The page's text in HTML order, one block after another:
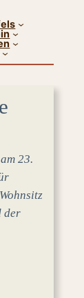
23.
der